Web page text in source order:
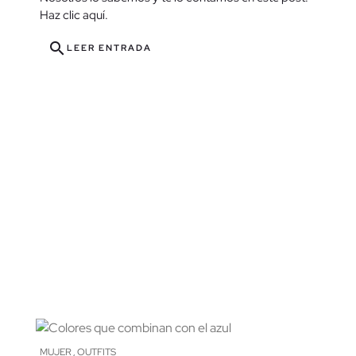
Haz clic aquí.
search LEER ENTRADA
MUJER , OUTFITS